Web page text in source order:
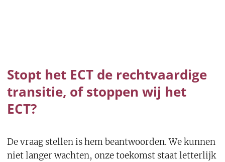
Stopt het ECT de rechtvaardige
transitie, of stoppen wij het
ECT?
De vraag stellen is hem beantwoorden. We kunnen
niet langer wachten, onze toekomst staat letterlijk